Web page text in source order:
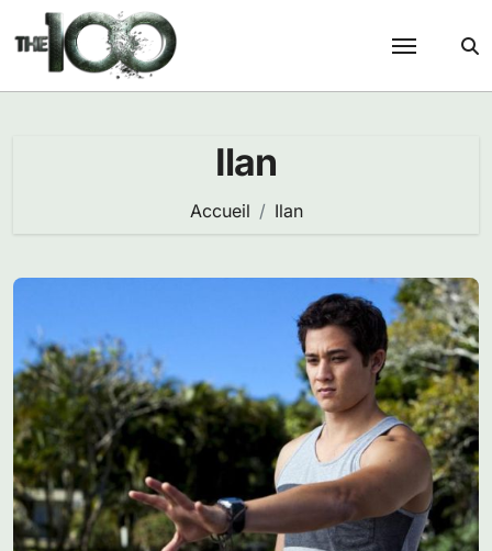
Passer
au
contenu
Ilan
Accueil Ilan